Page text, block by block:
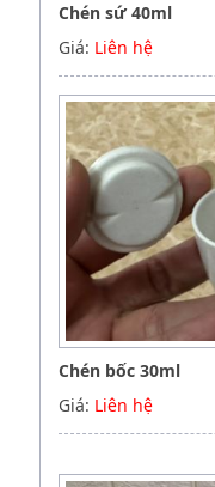
Chén sứ 40ml
Giá: Liên hệ
Chén bốc 30ml
Giá: Liên hệ